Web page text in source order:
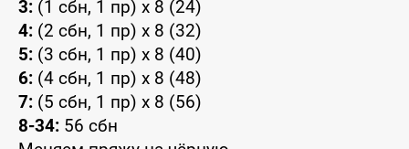
3: (1 сбн, 1 пр) x 8 (24)
4: (2 сбн, 1 пр) x 8 (32)
5: (3 сбн, 1 пр) x 8 (40)
6: (4 сбн, 1 пр) x 8 (48)
7: (5 сбн, 1 пр) x 8 (56)
8-34: 56 сбн